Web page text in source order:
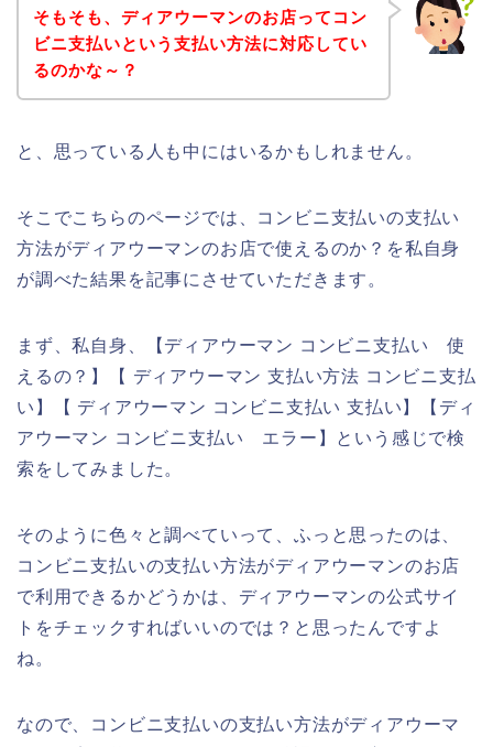
そもそも、ディアウーマンのお店ってコン
ビニ支払いという支払い方法に対応してい
るのかな～？
と、思っている人も中にはいるかもしれません。
そこでこちらのページでは、コンビニ支払いの支払い
方法がディアウーマンのお店で使えるのか？を私自身
が調べた結果を記事にさせていただきます。
まず、私自身、【ディアウーマン コンビニ支払い 使
えるの？】【 ディアウーマン 支払い方法 コンビニ支払
い】【 ディアウーマン コンビニ支払い 支払い】【ディ
アウーマン コンビニ支払い エラー】という感じで検
索をしてみました。
そのように色々と調べていって、ふっと思ったのは、
コンビニ支払いの支払い方法がディアウーマンのお店
で利用できるかどうかは、ディアウーマンの公式サイ
トをチェックすればいいのでは？と思ったんですよ
ね。
なので、コンビニ支払いの支払い方法がディアウーマ